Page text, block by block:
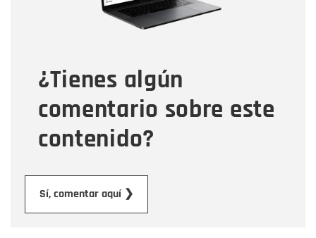
¿Tienes algún
comentario sobre este
contenido?
Sí, comentar aquí ❯
Tipo de comentario
Mensaje